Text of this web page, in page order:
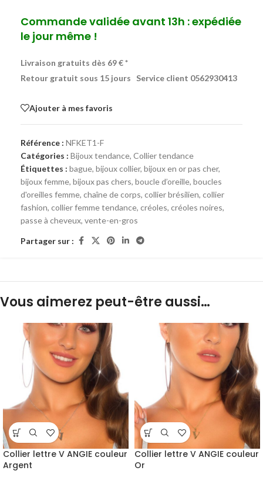
Commande validée avant 13h : expédiée
le jour même !
Livraison gratuits dès 69 € *
Retour gratuit sous 15 jours
Service client 0562930413
Ajouter à mes favoris
Référence : NFKET1-F
Catégories : Bijoux tendance, Collier tendance
Étiquettes : bague, bijoux collier, bijoux en or pas cher,
bijoux femme, bijoux pas chers, boucle d’oreille, boucles
d'oreilles femme, chaîne de corps, collier brésilien, collier
fashion, collier femme tendance, créoles, créoles noires,
passe à cheveux, vente-en-gros
Partager sur :
Vous aimerez peut-être aussi…
Collier lettre V ANGIE couleur
Argent
Collier lettre V ANGIE couleur
Or